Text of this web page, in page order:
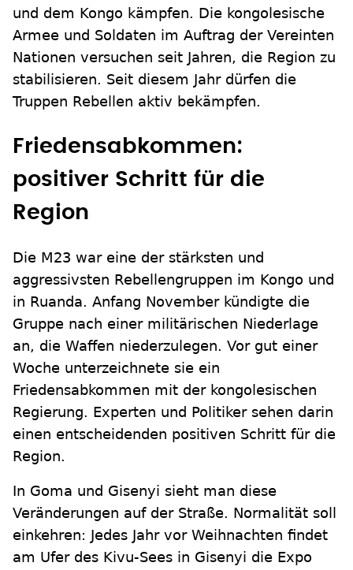
und dem Kongo kämpfen. Die kongolesische
Armee und Soldaten im Auftrag der Vereinten
Nationen versuchen seit Jahren, die Region zu
stabilisieren. Seit diesem Jahr dürfen die
Truppen Rebellen aktiv bekämpfen.
Friedensabkommen:
positiver Schritt für die
Region
Die M23 war eine der stärksten und
aggressivsten Rebellengruppen im Kongo und
in Ruanda. Anfang November kündigte die
Gruppe nach einer militärischen Niederlage
an, die Waffen niederzulegen. Vor gut einer
Woche unterzeichnete sie ein
Friedensabkommen mit der kongolesischen
Regierung. Experten und Politiker sehen darin
einen entscheidenden positiven Schritt für die
Region.
In Goma und Gisenyi sieht man diese
Veränderungen auf der Straße. Normalität soll
einkehren: Jedes Jahr vor Weihnachten findet
am Ufer des Kivu-Sees in Gisenyi die Expo